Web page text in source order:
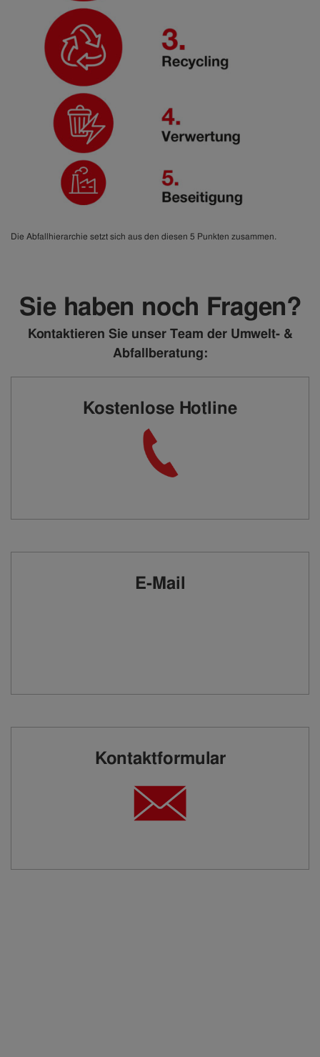
Die Abfallhierarchie setzt sich aus den diesen 5 Punkten zusammen.
Sie haben noch Fragen?
Kontaktieren Sie unser Team der Umwelt- &
Abfallberatung:
Kostenlose Hotline
E-Mail
Kontaktformular